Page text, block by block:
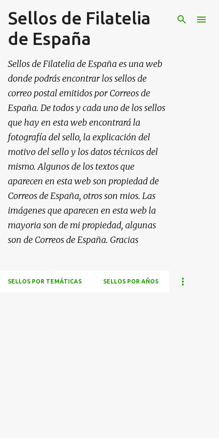
Ir al contenido principal
Sellos de Filatelia
de España
Sellos de Filatelia de España es una web
donde podrás encontrar los sellos de
correo postal emitidos por Correos de
España. De todos y cada uno de los sellos
que hay en esta web encontrará la
fotografía del sello, la explicación del
motivo del sello y los datos técnicos del
mismo. Algunos de los textos que
aparecen en esta web son propiedad de
Correos de España, otros son mios. Las
imágenes que aparecen en esta web la
mayoria son de mi propiedad, algunas
son de Correos de España. Gracias
SELLOS POR TEMÁTICAS SELLOS POR AÑOS